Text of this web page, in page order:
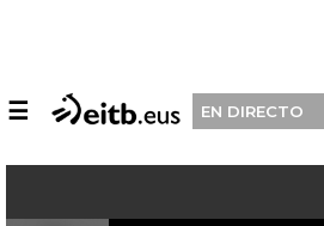
☰ EN DIRECTO